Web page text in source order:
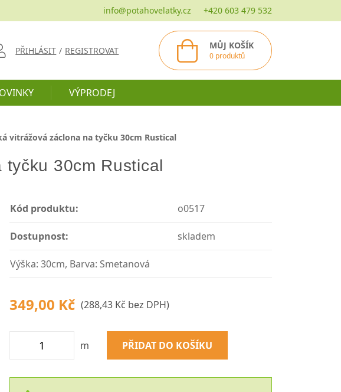
info@potahovelatky.cz +420 603 479 532
PŘIHLÁSIT / REGISTROVAT MŮJ KOŠÍK
0 produktů
VÝPRODEJ
vitrážová záclona na tyčku 30cm Rustical
30cm Rustical
Kód produktu: o0517
Dostupnost: skladem
Výška: 30cm, Barva: Smetanová
349,00 Kč (288,43 Kč bez DPH)
m PŘIDAT DO KOŠÍKU